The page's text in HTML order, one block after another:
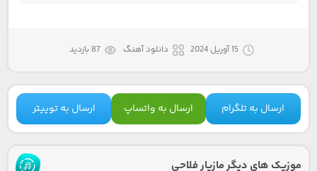
15 آوریل 2024 دانلود آهنگ 87 بازدید
ارسال به تلگرام ارسال به واتساپ ارسال به توییتر
موزیک های دیگر مازیار فلاحی